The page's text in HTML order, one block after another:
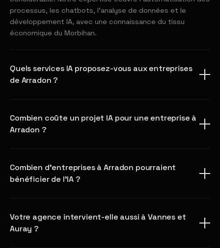
processus, les chatbots, l'analyse de données et le
développement IA, avec une connaissance du tissu
économique du Morbihan.
Quels services IA proposez-vous aux entreprises
de Arradon ?
Combien coûte un projet IA pour une entreprise à
Arradon ?
Combien d'entreprises à Arradon pourraient
bénéficier de l'IA ?
Votre agence intervient-elle aussi à Vannes et
Auray ?